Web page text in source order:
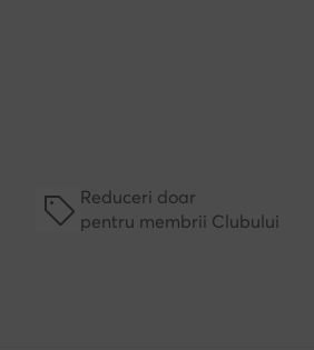
Reduceri doar
pentru membrii Clubului